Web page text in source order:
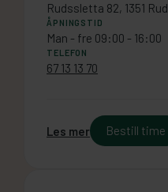
Rudssletta 82, 1351 Rud
ÅPNINGSTID
Man - fre 09:00 - 16:00
TELEFON
67 13 13 70
Les mer Bestill time